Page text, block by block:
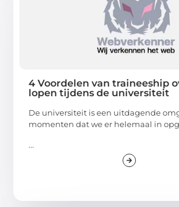
4 Voordelen van traineeship
lopen tijdens de universiteit
De universiteit is een uitdagende
momenten dat we er helemaal in
...